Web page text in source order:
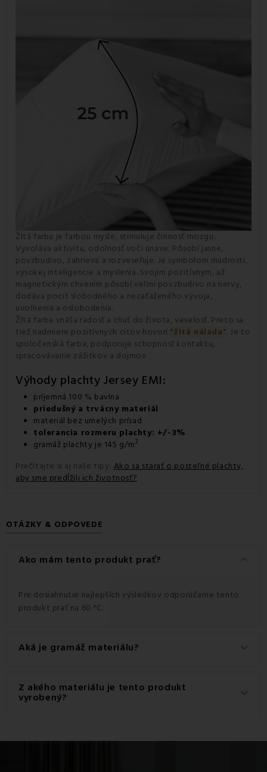
Žltá farba je farbou mysle, stimuluje činnosť mozgu.
Vyvoláva aktivitu, odolnosť voči únave. Pôsobí jasne,
povzbudivo, zahrieva a rozveseľuje. Je symbolom múdrosti,
vysokej inteligencie a myslenia. Svojim pozitívnym, až
magnetickým chvením pôsobí veľmi povzbudivo na nervy,
dodáva pocit slobodného a nezaťaženého vývoja,
uvoľnenia a oslobodenia.
Žltá farba vnáša radosť a chuť do života, veselosť. Preto sa
tiež nadmiere pozitívnych citov hovorí "žltá nálada". Je to
spoločenská farba, podporuje schopnosť kontaktu,
spracovávanie zážitkov a dojmov.
Výhody plachty Jersey EMI:
príjemná 100 % bavlna
priedušný a trvácny materiál
materiál bez umelých prísad
tolerancia rozmeru plachty: +/-3%
gramáž plachty je 145 g/m2
Prečítajte si aj naše tipy: Ako sa starať o posteľné plachty,
aby sme predĺžili ich životnosť?
OTÁZKY & ODPOVEDE
Ako mám tento produkt prať? keyboard_arrow_down
Pre dosiahnutie najlepších výsledkov odporúčame tento
produkt prať na 60 °C.
Aká je gramáž materiálu?
Gramáž materiálu použitého pre tento produkt je 145
g/m2.
Z akého materiálu je tento produkt
vyrobený?